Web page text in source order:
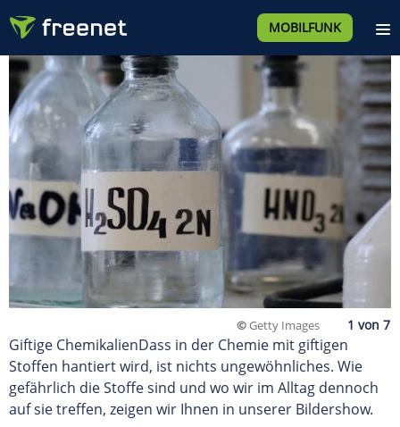
MOBILFUNK
©Getty Images
Giftige ChemikalienDass in der Chemie mit giftigen
Stoffen hantiert wird, ist nichts ungewöhnliches. Wie
gefährlich die Stoffe sind und wo wir im Alltag dennoch
auf sie treffen, zeigen wir Ihnen in unserer Bildershow.